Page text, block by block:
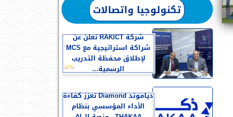
تكنولوجيا واتصالات
شركة RAKICT تعلن عن
شراكة استراتيجية مع MCS
لإطلاق محفظة التدريب
الرسمية...
دياموند Diamond تعزز كفاءة
الأداء المؤسسي بنظام